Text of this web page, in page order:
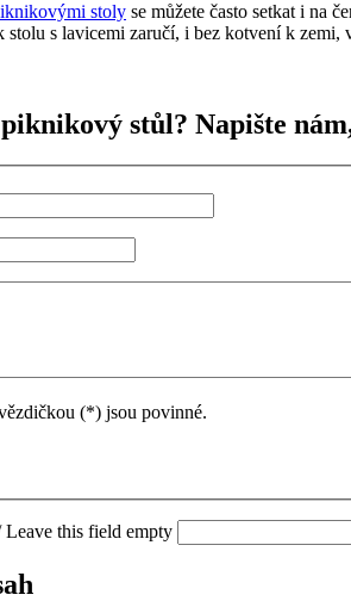
stoly se můžete často setkat i na
stolu s lavicemi zaručí, i bez kotvení k zemi,
stůl? Napište
(*) jsou povinné.
this field empty